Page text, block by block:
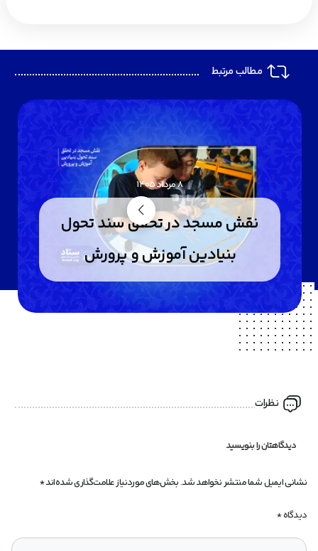
مطالب مرتبط
8 مرداد 1405
نقش مسجد در تحقق سند تحول
بنیادین آموزش و پرورش
نظرات
دیدگاهتان را بنویسید
نشانی ایمیل شما منتشر نخواهد شد.بخش‌های موردنیاز علامت‌گذاری شده‌اند*
دیدگاه*